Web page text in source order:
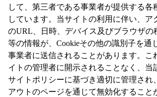
して、第三者である事業者が提供する各
しています。当サイトの利用に伴い、ア
のURL、日時、デバイス及びブラウザの
等の情報が、Cookieその他の識別子を通
事業者に送信されることがあります。こ
イトの管理者に開示されることなく、当
サイトポリシーに基づき適切に管理され
アウトのページを通じて無効化すること